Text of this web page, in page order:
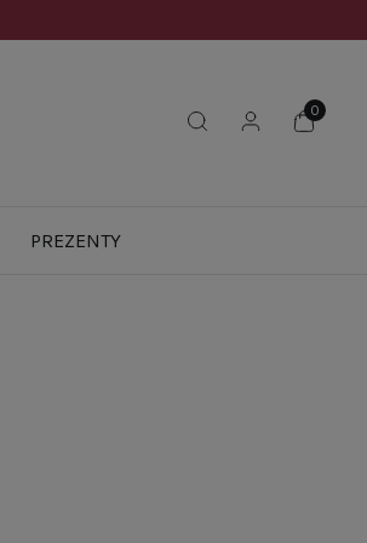
PREZENTY